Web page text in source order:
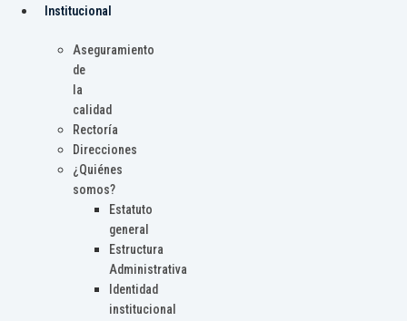
Institucional
Aseguramiento
de
la
calidad
Rectoría
Direcciones
¿Quiénes
somos?
Estatuto
general
Estructura
Administrativa
Identidad
institucional